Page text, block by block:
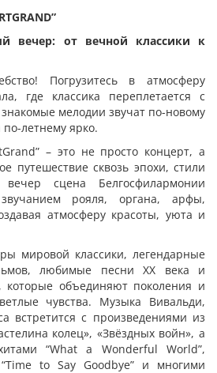
”
вечер: от вечной классики к
Погрузитесь в атмосферу
где классика переплетается с
мелодии звучат по-новому
по-летнему ярко.
– это не просто концерт, а
путешествие сквозь эпохи, стили
сцена Белгосфилармонии
рояля, органа, арфы,
атмосферу красоты, уюта и
мировой классики, легендарные
любимые песни XX века и
которые объединяют поколения и
чувства. Музыка Вивальди,
встретится с произведениями из
колец», «Звёздных войн», а
“What a Wonderful World”,
“Time to Say Goodbye” и многими